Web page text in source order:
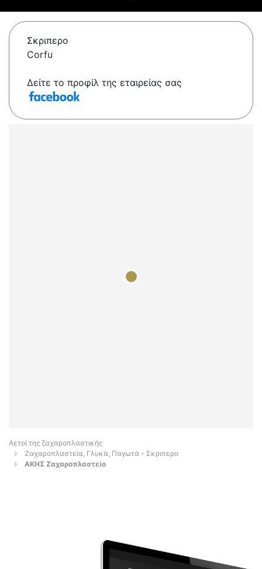
Σκριπερο
Corfu
Δείτε το προφίλ της εταιρείας σας
Αετοί της ζαχαροπλαστικής
Ζαχαροπλαστεία, Γλυκά, Παγωτά - Σκριπερο
ΑΚΗΣ Ζαχαροπλαστείο